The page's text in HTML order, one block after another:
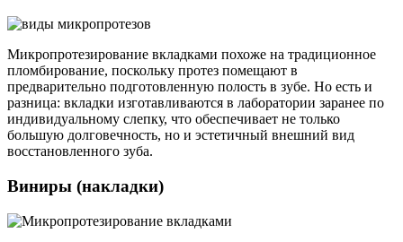
Микропротезирование вкладками похоже на традиционное
пломбирование, поскольку протез помещают в
предварительно подготовленную полость в зубе. Но есть и
разница: вкладки изготавливаются в лаборатории заранее по
индивидуальному слепку, что обеспечивает не только
большую долговечность, но и эстетичный внешний вид
восстановленного зуба.
Виниры (накладки)